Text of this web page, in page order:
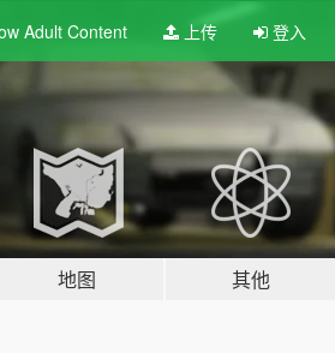
AdultContent 上传 登入
地图 其他